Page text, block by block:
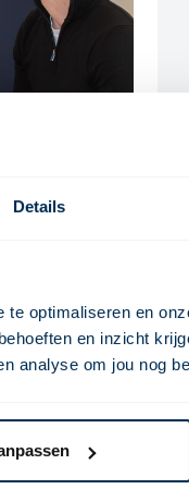
Details
optimaliseren en
en inzicht
analyse om jou nog